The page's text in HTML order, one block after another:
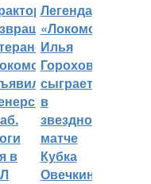
в
Легенда
«Локомотива»
Илья
Горохов
сыграет
в
звездном
матче
Кубка
Овечкина